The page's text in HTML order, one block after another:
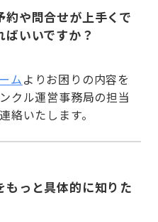
や問合せが上手くで
いいですか？
ムよりお困りの内容を
クル運営事務局の担当
絡いたします。
もっと具体的に知りた